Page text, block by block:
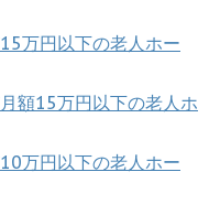
万円以下の老人ホー
額15万円以下の老人ホ
万円以下の老人ホー